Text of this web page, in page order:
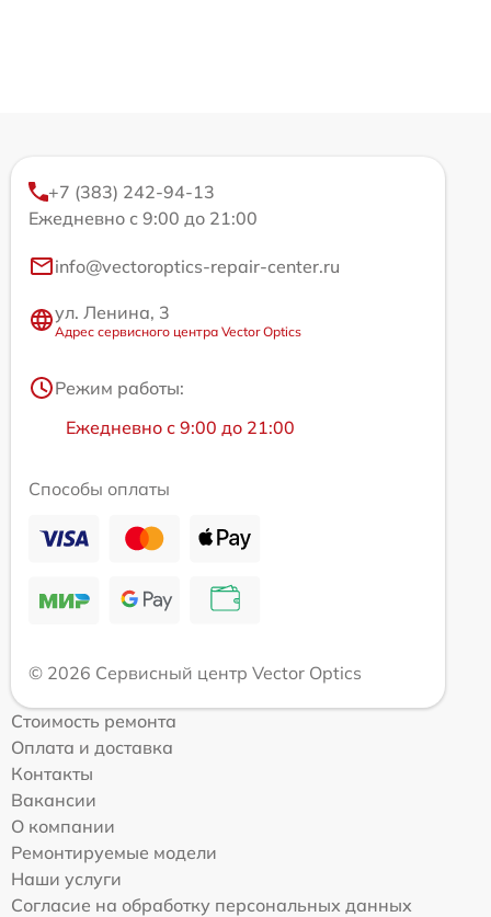
+7 (383) 242-94-13
Ежедневно с 9:00 до 21:00
info@vectoroptics-repair-center.ru
ул. Ленина, 3
Адрес сервисного центра Vector Optics
Режим работы:
Ежедневно с 9:00 до 21:00
Способы оплаты
© 2026 Сервисный центр Vector Optics
Стоимость ремонта
Оплата и доставка
Контакты
Вакансии
О компании
Ремонтируемые модели
Наши услуги
Согласие на обработку персональных данных